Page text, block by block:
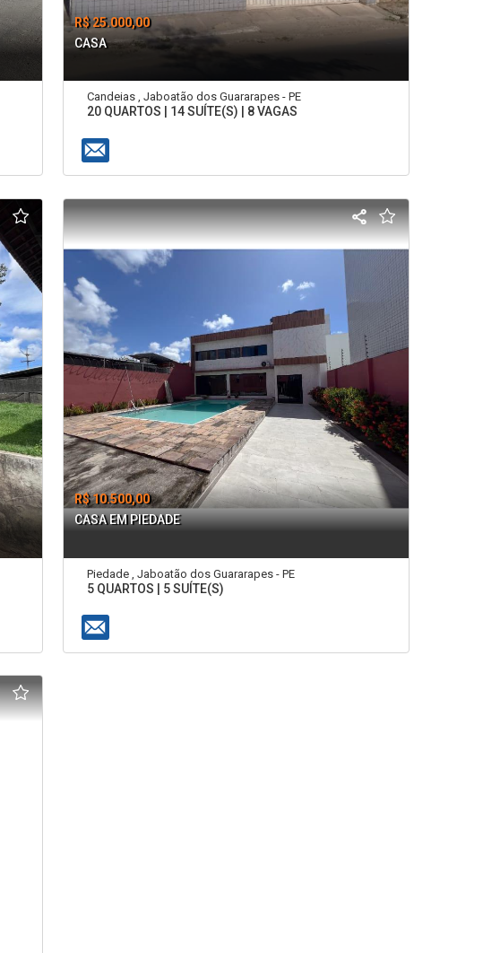
R$ 25.000,00
CASA
Candeias , Jaboatão dos Guararapes - PE
20 QUARTOS | 14 SUÍTE(S) | 8 VAGAS
R$ 10.500,00
CASA EM PIEDADE
Piedade , Jaboatão dos Guararapes - PE
5 QUARTOS | 5 SUÍTE(S)